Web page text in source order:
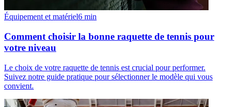
Équipement et matériel6 min
Comment choisir la bonne raquette de tennis pour
votre niveau
Le choix de votre raquette de tennis est crucial pour performer.
Suivez notre guide pratique pour sélectionner le modèle qui vous
convient.